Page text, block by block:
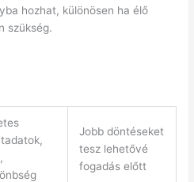
hozhat, különösen ha élő
szükség.
Jobb döntéseket
tesz lehetővé
fogadás előtt